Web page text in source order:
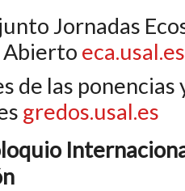
Jornadas
Abierto eca.usal.es
de las ponencias
gredos.usal.es